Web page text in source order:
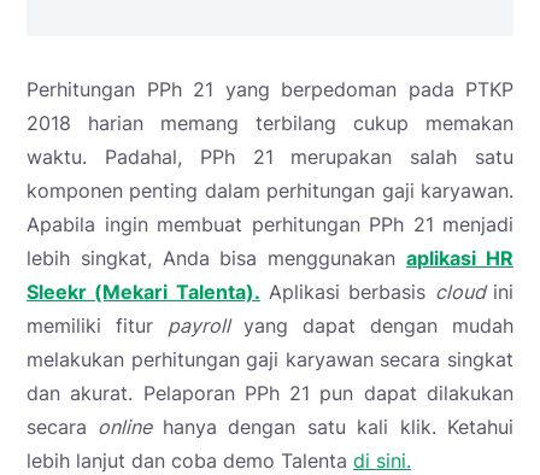
Perhitungan PPh 21 yang berpedoman pada PTKP
2018 harian memang terbilang cukup memakan
waktu. Padahal, PPh 21 merupakan salah satu
komponen penting dalam perhitungan gaji karyawan.
Apabila ingin membuat perhitungan PPh 21 menjadi
lebih singkat, Anda bisa menggunakanaplikasi HR
Sleekr (Mekari Talenta). Aplikasi berbasis cloud ini
memiliki fitur payroll yang dapat dengan mudah
melakukan perhitungan gaji karyawan secara singkat
dan akurat. Pelaporan PPh 21 pun dapat dilakukan
secara online hanya dengan satu kali klik. Ketahui
lebih lanjut dan coba demo Talenta di sini.